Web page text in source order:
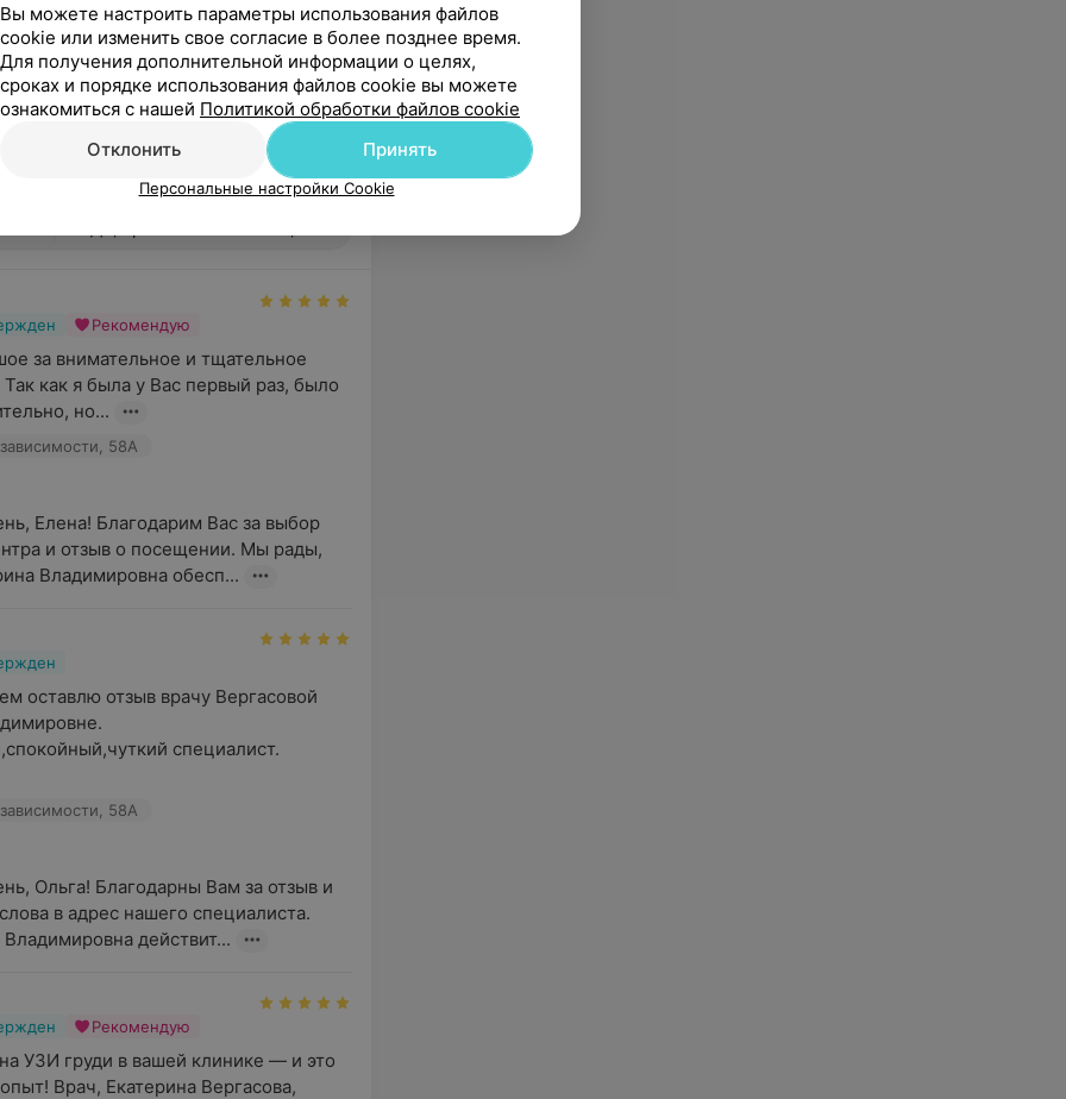
технологии», г. Витебск.
Гомель.
специалистов ультразвуковой
2019.
Рекомендую
за внимательное и тщательное
как я была у Вас первый раз, было
но...
58А
Елена! Благодарим Вас за выбор
и отзыв о посещении. Мы рады,
Владимировна обесп...
оставлю отзыв врачу Вергасовой
специалист.
58А
Ольга! Благодарны Вам за отзыв и
в адрес нашего специалиста.
Владимировна действит...
Рекомендую
УЗИ груди в вашей клинике — и это
Врач, Екатерина Вергасова,
Вы можете настроить параметры использования файлов
cookie или изменить свое согласие в более позднее время.
Для получения дополнительной информации о целях,
сроках и порядке использования файлов cookie вы можете
ознакомиться с нашей Политикой обработки файлов cookie
Отклонить
Принять
Персональные настройки Cookie